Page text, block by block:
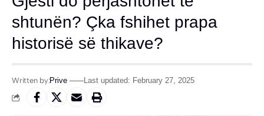
shtunën? Çka fshihet prapa
historisë së thikave?
Written by:Prive Last updated: February 27, 2025